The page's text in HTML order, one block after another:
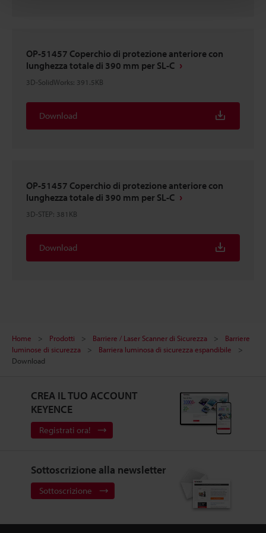
OP-51457 Coperchio di protezione anteriore con
lunghezza totale di 390 mm per SL-C
3D-SolidWorks: 391.5KB
Download
OP-51457 Coperchio di protezione anteriore con
lunghezza totale di 390 mm per SL-C
3D-STEP: 381KB
Download
Home Prodotti Barriere / Laser Scanner di Sicurezza
Barriere
luminose di sicurezza
Barriera luminosa di sicurezza espandibile
Download
CREA IL TUO ACCOUNT
KEYENCE
Registrati ora!
Sottoscrizione alla newsletter
Sottoscrizione